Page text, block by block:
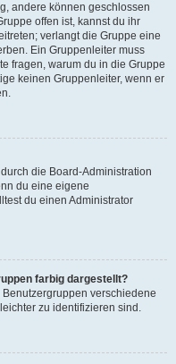
andere können geschlossen
offen ist, kannst du ihr
verlangt die Gruppe eine
Ein Gruppenleiter muss
fragen, warum du in die Gruppe
keinen Gruppenleiter, wenn er
die Board-Administration
du eine eigene
du einen Administrator
farbig dargestellt?
verschiedene
zu identifizieren sind.